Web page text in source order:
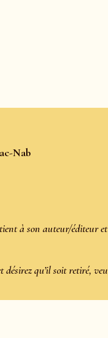
Nab
à son auteur/éditeur
qu’il soit retiré,